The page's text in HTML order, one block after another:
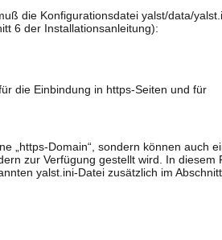
die Konfigurationsdatei yalst/data/
6 der Installationsanleitung):
die Einbindung in https-Seiten und für
„https-Domain“, sondern können auch
zur Verfügung gestellt wird. In diesem
yalst.ini-Datei zusätzlich im Abschnitt